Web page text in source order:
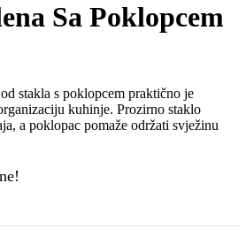
Sa Poklopcem
stakla s poklopcem praktično je
kuhinje. Prozirno staklo
a poklopac pomaže održati svježinu